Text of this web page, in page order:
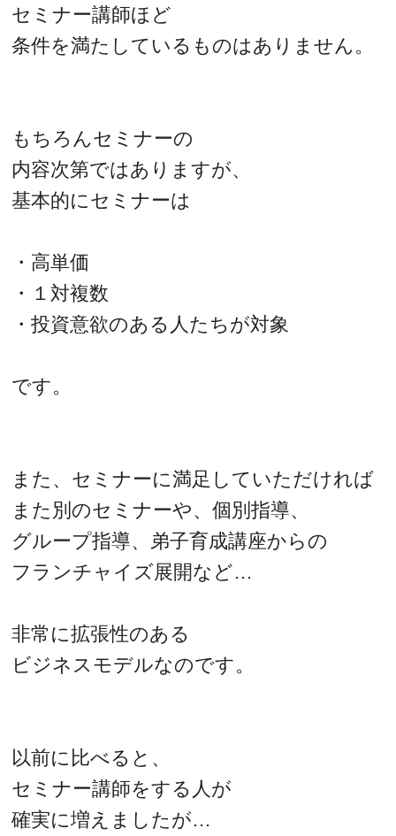
セミナー講師ほど
条件を満たしているものはありません。
もちろんセミナーの
内容次第ではありますが、
基本的にセミナーは
・高単価
・１対複数
・投資意欲のある人たちが対象
です。
また、セミナーに満足していただければ
また別のセミナーや、個別指導、
グループ指導、弟子育成講座からの
フランチャイズ展開など…
非常に拡張性のある
ビジネスモデルなのです。
以前に比べると、
セミナー講師をする人が
確実に増えましたが…